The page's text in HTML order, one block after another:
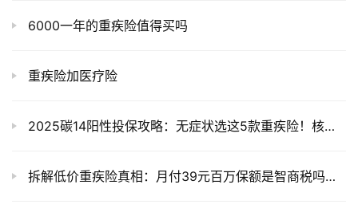
6000一年的重疾险值得买吗
重疾险加医疗险
2025碳14阳性投保攻略：无症状选这5款重疾险！核保专家最新解读
拆解低价重疾险真相：月付39元百万保额是智商税吗？2026避坑指南